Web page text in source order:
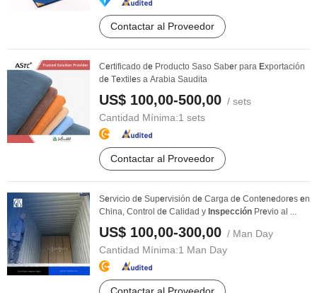
Contactar al Proveedor
Certificado de Producto Saso Saber para Exportación
de Textil es a Arabia Saudita
US$ 100,00-500,00 / sets
Cantidad Mínima:1 sets
Contactar al Proveedor
Servicio de Supervisión de Carga de Contenedores en
China, Control de Calidad y Inspección Previo al ...
US$ 100,00-300,00 / Man Day
Cantidad Mínima:1 Man Day